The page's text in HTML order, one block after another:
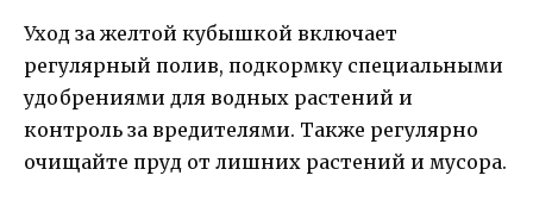
Уход за желтой кубышкой включает
регулярный полив, подкормку специальными
удобрениями для водных растений и
контроль за вредителями. Также регулярно
очищайте пруд от лишних растений и мусора.